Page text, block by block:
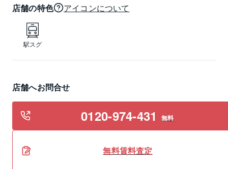
店舗の特色 アイコンについて
駅スグ
店舗へお問合せ
0120-974-431 無料
無料賃料査定